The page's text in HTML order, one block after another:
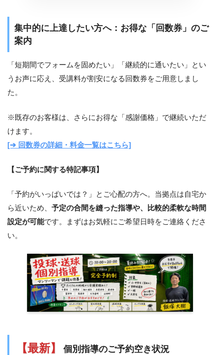
集中的に上達したい方へ：お得な「回数券」のご
案内
「短期間でフォームを固めたい」「継続的に通いたい」とい
うお声に応え、受講料が割安になる回数券をご用意しまし
た。
※既存のお客様は、さらにお得な「感謝価格」で継続いただ
けます。
[➔ 回数券の詳細・料金一覧はこちら]
【ご予約に関する特記事項】
「予約がいっぱいでは？」とご心配の方へ。当拠点は自宅か
ら近いため、 予定の合間を縫った指導や、比較的柔軟な時間
設定が可能です。まずはお気軽にご希望日時をご連絡くださ
い。
【最新】 個別指導のご予約空き状況